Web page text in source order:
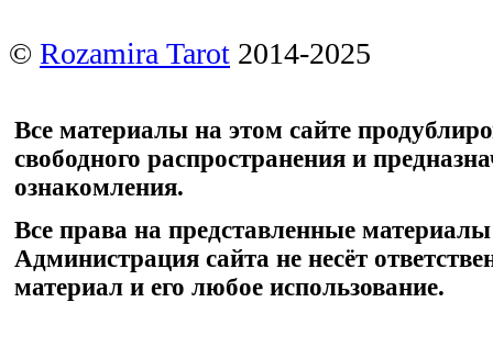
© Rozamira Tarot 2014-2025
Все материалы на этом сайте
свободного распространения и
ознакомления.
Все права на представленные
Администрация сайта не несёт
материал и его любое использование.